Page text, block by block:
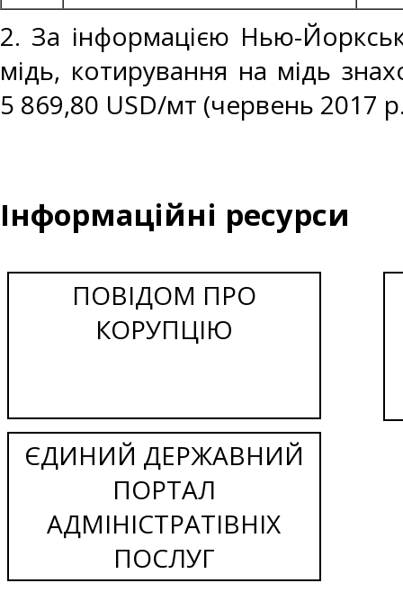
2. За інформацією Нью-
мідь, котирування на мідь
5 869,80 USD/мт (червень 2017
Інформаційні ресурси
ПОВІДОМ ПРО
КОРУПЦІЮ
ЄДИНИЙ ДЕРЖАВНИЙ
ПОРТАЛ
АДМІНІСТРАТІВНІХ
ПОСЛУГ